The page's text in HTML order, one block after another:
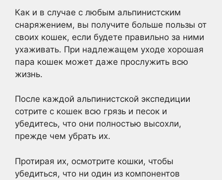
Как и в случае с любым альпинистским
снаряжением, вы получите больше пользы от
своих кошек, если будете правильно за ними
ухаживать. При надлежащем уходе хорошая
пара кошек может даже прослужить всю
жизнь.
После каждой альпинистской экспедиции
сотрите с кошек всю грязь и песок и
убедитесь, что они полностью высохли,
прежде чем убрать их.
Протирая их, осмотрите кошки, чтобы
убедиться, что ни один из компонентов